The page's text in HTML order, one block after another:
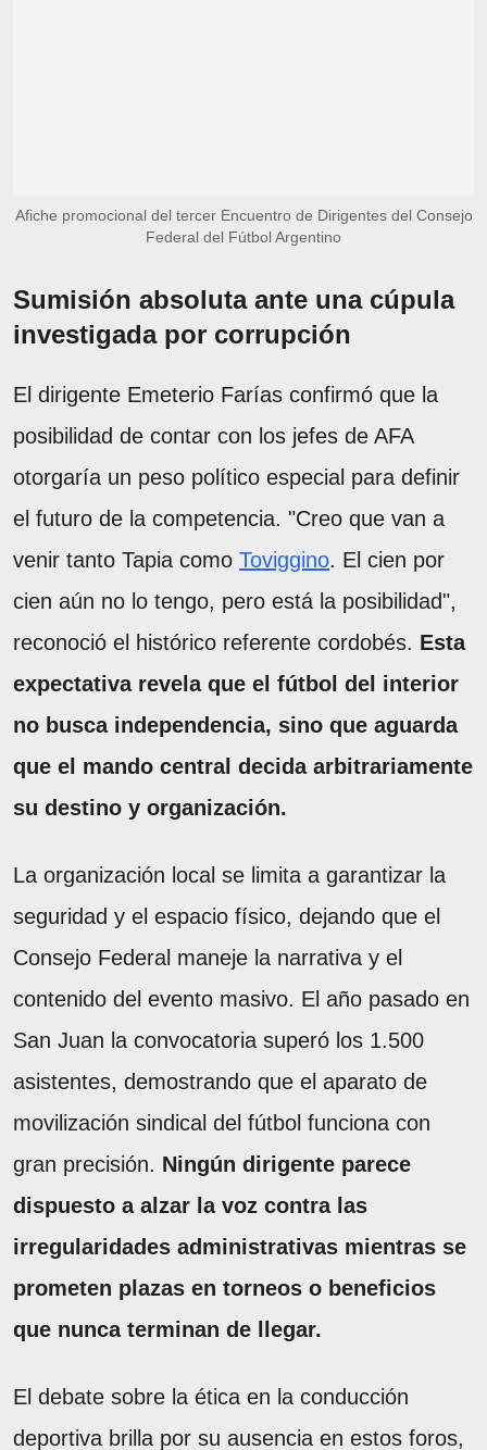
Afiche promocional del tercer Encuentro de Dirigentes del Consejo
Federal del Fútbol Argentino
Sumisión absoluta ante una cúpula
investigada por corrupción
El dirigente Emeterio Farías confirmó que la
posibilidad de contar con los jefes de AFA
otorgaría un peso político especial para definir
el futuro de la competencia. "Creo que van a
venir tanto Tapia como Toviggino. El cien por
cien aún no lo tengo, pero está la posibilidad",
reconoció el histórico referente cordobés. Esta
expectativa revela que el fútbol del interior
no busca independencia, sino que aguarda
que el mando central decida arbitrariamente
su destino y organización.
La organización local se limita a garantizar la
seguridad y el espacio físico, dejando que el
Consejo Federal maneje la narrativa y el
contenido del evento masivo. El año pasado en
San Juan la convocatoria superó los 1.500
asistentes, demostrando que el aparato de
movilización sindical del fútbol funciona con
gran precisión. Ningún dirigente parece
dispuesto a alzar la voz contra las
irregularidades administrativas mientras se
prometen plazas en torneos o beneficios
que nunca terminan de llegar.
El debate sobre la ética en la conducción
deportiva brilla por su ausencia en estos foros,